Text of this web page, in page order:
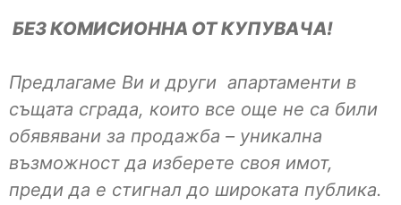
БЕЗ КОМИСИОННА ОТ КУПУВАЧА!
Предлагаме Ви и други апартаменти в
същата сграда, които все още не са били
обявявани за продажба – уникална
възможност да изберете своя имот,
преди да е стигнал до широката публика.